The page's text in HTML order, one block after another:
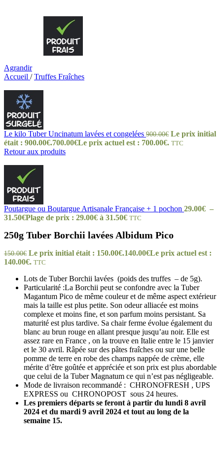
Agrandir
Accueil / Truffes Fraîches
Le kilo Tuber Uncinatum lavées et congelées 900.00€ Le prix initial
était : 900.00€.700.00€Le prix actuel est : 700.00€. TTC
Retour aux produits
Poutargue ou Boutargue Artisanale Française + 1 pochon 29.00€ –
31.50€Plage de prix : 29.00€ à 31.50€ TTC
250g Tuber Borchii lavées Albidum Pico
150.00€ Le prix initial était : 150.00€.140.00€Le prix actuel est :
140.00€. TTC
Lots de Tuber Borchii lavées (poids des truffes – de 5g).
Particularité :La Borchii peut se confondre avec la Tuber
Magantum Pico de même couleur et de même aspect extérieur
mais la taille est plus petite. Son odeur alliacée est moins
complexe et moins fine, et son parfum moins persistant. Sa
maturité est plus tardive. Sa chair ferme évolue également du
blanc au brun rouge en allant presque jusqu’au noir. Elle est
assez rare en France , on la trouve en Italie entre le 15 janvier
et le 30 avril. Râpée sur des pâtes fraîches ou sur une belle
pomme de terre en robe des champs nappée de crème, elle
mérite d’être goûtée et appréciée et son prix est plus abordable
que celui de la Tuber Magnatum ce qui n’est pas négligeable.
Mode de livraison recommandé : CHRONOFRESH , UPS
EXPRESS ou CHRONOPOST sous 24 heures.
Les premiers départs se feront à partir du lundi 8 avril
2024 et du mardi 9 avril 2024 et tout au long de la
semaine 15.